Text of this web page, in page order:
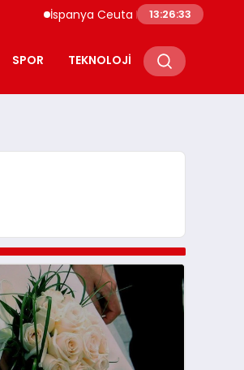
İspanya Ceuta Kıyıları Yüzlerce
13:26:34
SPOR TEKNOLOJI